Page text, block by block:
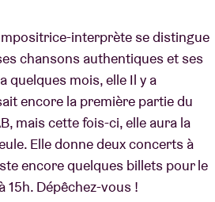
interprète se distingue
chansons authentiques et ses
quelques mois, elle Il y a
encore la première partie du
mais cette fois-ci, elle aura la
Elle donne deux concerts à
encore quelques billets pour le
15h. Dépêchez-vous !